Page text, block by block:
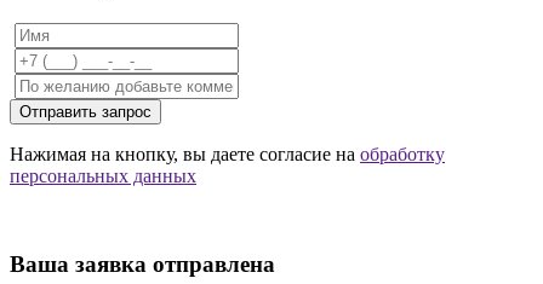
Отправить запрос
Нажимая на кнопку, вы даете согласие на обработку
персональных данных
Ваша заявка отправлена